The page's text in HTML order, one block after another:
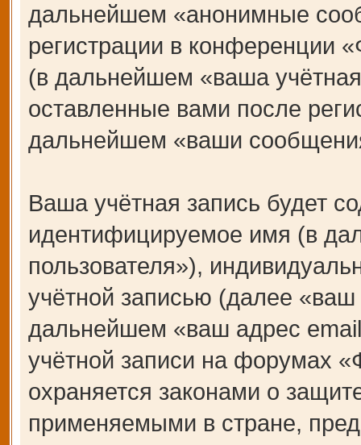
дальнейшем «анонимные
регистрации в
(в дальнейшем «ваша
оставленные вами после
дальнейшем «ваши
Ваша учётная запись будет
идентифицируемое имя (в
пользователя»),
учётной записью (далее
дальнейшем «ваш адрес
учётной записи на форумах
охраняется законами о
применяемыми в стране,